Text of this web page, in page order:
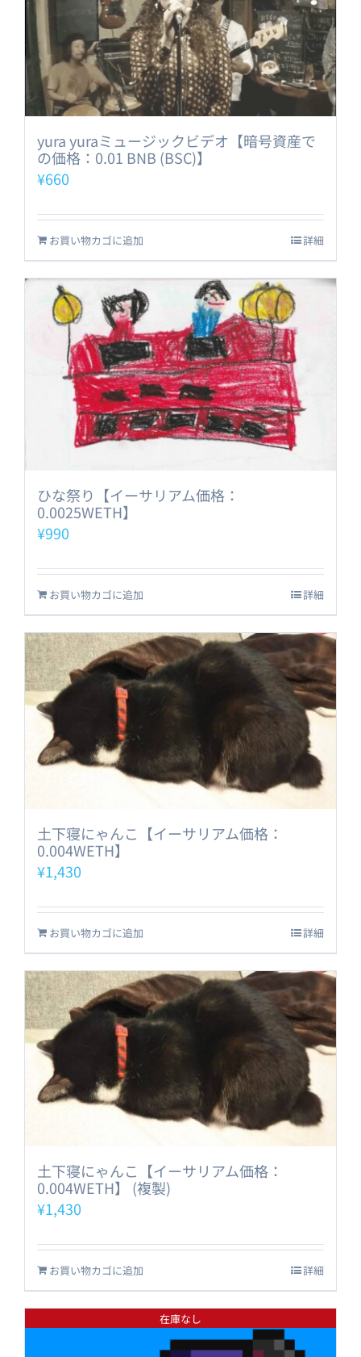
yura yuraミュージックビデオ【暗号資産で
の価格：0.01 BNB (BSC)】
¥660
お買い物カゴに追加 詳細
ひな祭り【イーサリアム価格：
0.0025WETH】
¥990
お買い物カゴに追加 詳細
土下寝にゃんこ【イーサリアム価格：
0.004WETH】
¥1,430
お買い物カゴに追加 詳細
土下寝にゃんこ【イーサリアム価格：
0.004WETH】 (複製)
¥1,430
お買い物カゴに追加 詳細
在庫なし